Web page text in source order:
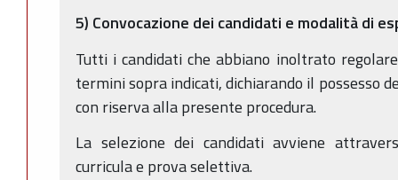
5) Convocazione dei candidati e modalità di
Tutti i candidati che abbiano inoltrato
termini sopra indicati, dichiarando il possesso
con riserva alla presente procedura.
La selezione dei candidati avviene
curricula e prova selettiva.